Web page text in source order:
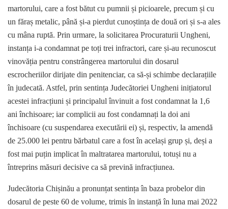
martorului, care a fost bătut cu pumnii și picioarele, precum și cu
un făraș metalic, până și-a pierdut cunoștința de două ori și s-a ales
cu mâna ruptă. Prin urmare, la solicitarea Procuraturii Ungheni,
instanța i-a condamnat pe toți trei infractori, care și-au recunoscut
vinovăția pentru constrângerea martorului din dosarul
escrocheriilor dirijate din penitenciar, ca să-și schimbe declarațiile
în judecată. Astfel, prin sentința Judecătoriei Ungheni inițiatorul
acestei infracțiuni și principalul învinuit a fost condamnat la 1,6
ani închisoare; iar complicii au fost condamnați la doi ani
închisoare (cu suspendarea executării ei) și, respectiv, la amendă
de 25.000 lei pentru bărbatul care a fost în același grup și, deși a
fost mai puțin implicat în maltratarea martorului, totuși nu a
întreprins măsuri decisive ca să prevină infracțiunea.
Judecătoria Chișinău a pronunțat sentința în baza probelor din
dosarul de peste 60 de volume, trimis în instanță în luna mai 2022